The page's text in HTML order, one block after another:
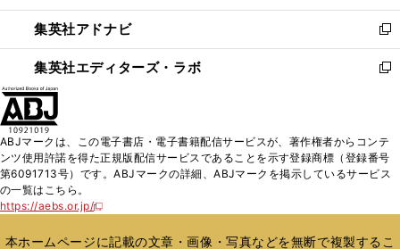
開
く
ウ
で
開
く
ン
ド
ウ
で
ウ
ィ
ン
ド
く
集英社アドナビ
新
し
い
ド
ウ
で
集英社エディターズ・ラボ
新
ィ
ン
ド
開
ABJマークは、この電子書店・電子書籍配信サービスが、著作権者からコンテ
ンツ使用許諾を得た正規版配信サービスであることを示す登録商標（登録番号
第6091713号）です。ABJマークの詳細、ABJマークを掲示しているサービス
の一覧はこちら。
https://aebs.or.jp/
新
い
本ホームページに記載の文章・画像・写真などを無断で複製するこ